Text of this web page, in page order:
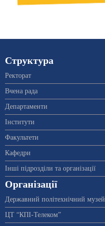
Структура
Ректорат
Вчена рада
Департаменти
Інститути
Факультети
Кафедри
Інші підрозділи та організації
Організації
Державний політехнічний музей
ЦТ “КПІ-Телеком”